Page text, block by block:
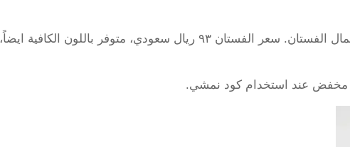
مع بعض الاكسسوارات لتُظهر جمال الفستان. سعر الفستان ٩٣ ريال سعودي، متوفر باللون الكافية ايضاً،
مخفض عند استخدام كود نمشي.